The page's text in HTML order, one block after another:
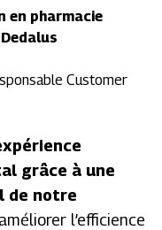
en pharmacie
Customer
grâce à une
de notre
l’efficience